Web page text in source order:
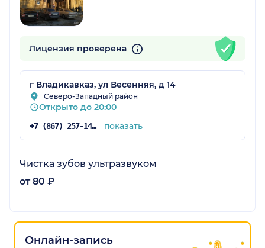
Лицензия проверена
г Владикавказ, ул Весенняя, д 14
Северо-Западный район
Открыто до 20:00
+7 (867) 257-14-98 показать
Чистка зубов ультразвуком
от 80 ₽
Онлайн-запись